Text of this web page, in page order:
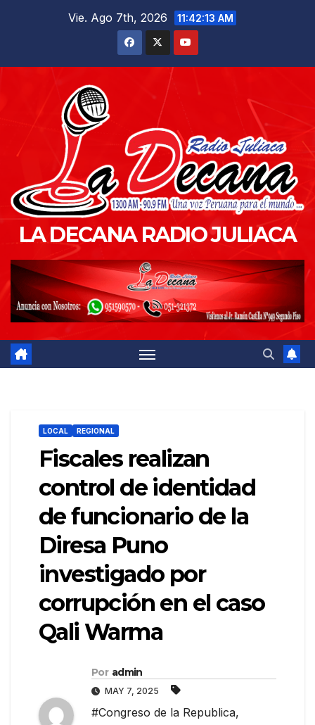
Vie. Ago 7th, 2026 11:42:14 AM
LA DECANA RADIO JULIACA
LOCAL REGIONAL
Fiscales realizan
control de identidad
de funcionario de la
Diresa Puno
investigado por
corrupción en el caso
Qali Warma
Por admin
MAY 7, 2025
#Congreso de la Republica,